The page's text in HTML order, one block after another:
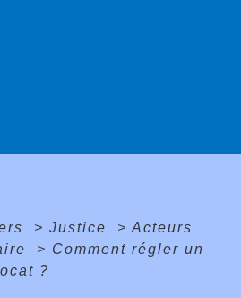
> Justice > Acteurs
> Comment régler un
?